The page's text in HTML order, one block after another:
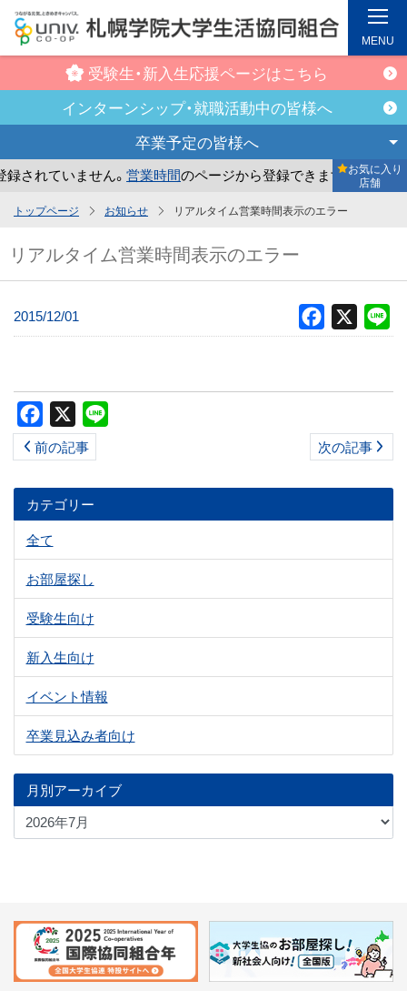
コ
受験生・新入生応援ページはこちら
インターンシップ・就職活動中の皆様へ
卒業予定の皆様へ
されていません。営業時間のページから登録できます。 ま
お気に入り
店舗
MENU
トップページ お知らせ リアルタイム営業時間表示のエラー
リアルタイム営業時間表示のエラー
2015/12/01 Facebook
Facebook
前の記事 次の記事
カテゴリー
全て
お部屋探し
受験生向け
新入生向け
イベント情報
卒業見込み者向け
月別アーカイブ